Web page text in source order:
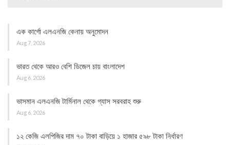
এক কার্গো এলএনজি কেনায় অনুমোদন
Aug 7, 2026
ভারত থেকে আরও বেশি ডিজেল চায় বাংলাদেশ
Aug 6, 2026
ভাসমান এলএনজি টার্মিনাল থেকে গ্যাস সরবরাহ শুরু
Aug 6, 2026
১২ কেজি এলপিজির দাম ৭০ টাকা বাড়িয়ে ১ হাজার ৫৯৮ টাকা নির্ধারণ